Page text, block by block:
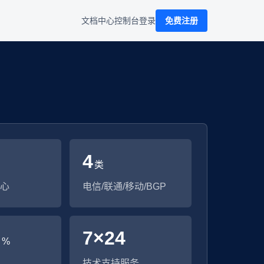
文档中心控制台登录 免费注册
4类
电信/联通/移动/BGP
% 7×24